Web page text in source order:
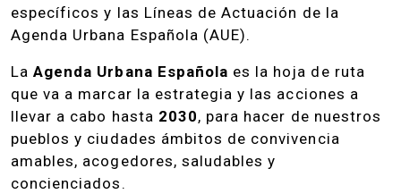
específicos y las Líneas de Actuación de la
Agenda Urbana Española (AUE).
LaAgenda Urbana Española es la hoja de ruta
que va a marcar la estrategia y las acciones a
llevar a cabo hasta 2030, para hacer de nuestros
pueblos y ciudades ámbitos de convivencia
amables, acogedores, saludables y
concienciados.